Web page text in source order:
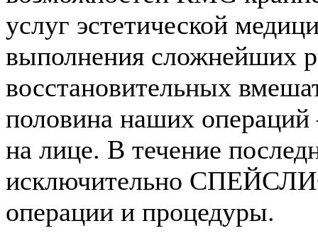
услуг эстетической
выполнения сложнейших
восстановительных
половина наших
на лице. В течение
исключительно
операции и процедуры.